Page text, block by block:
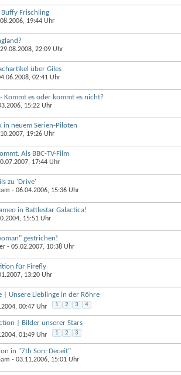
Frischling
19:44 Uhr
22:09 Uhr
über Giles
02:41 Uhr
Kommt es oder kommt es nicht?
15:22 Uhr
in neuem Serien-Piloten
19:26 Uhr
Als BBC-TV-Film
17:44 Uhr
zu 'Drive'
- 06.04.2006, 15:36 Uhr
in Battlestar Galactica!
15:51 Uhr
gestrichen!
- 05.02.2007, 10:38 Uhr
für Firefly
13:20 Uhr
| Unsere Lieblinge in der Röhre
00:47 Uhr 1 2 3 4
| Bilder unserer Stars
01:49 Uhr 1 2 3
in "7th Son: Deceit"
- 03.11.2006, 15:01 Uhr